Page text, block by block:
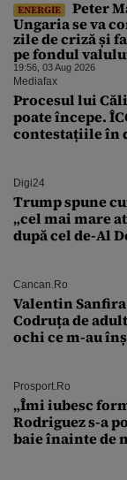
ENERGIE
Peter
Ungaria se va
zile de criză și
pe fondul
19:56, 03 Aug 2026
Mediafax
Procesul lui
poate începe.
contestațiile în
Digi24
Trump spune
„cel mai mare
după cel de-Al
Cancan.ro
Valentin Sanfira
Codruța de
ochi ce m-au
Prosport.ro
„Îmi iubesc
Rodriguez s-a
baie înainte de